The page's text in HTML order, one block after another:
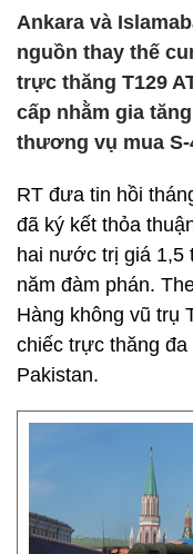
Ankara và
nguồn thay thế
trực thăng T129
cấp nhằm gia
thương vụ mua S-
RT đưa tin hồi
đã ký kết thỏa
hai nước trị giá 1,5
năm đàm phán.
Hàng không vũ trụ
chiếc trực thăng đa
Pakistan.